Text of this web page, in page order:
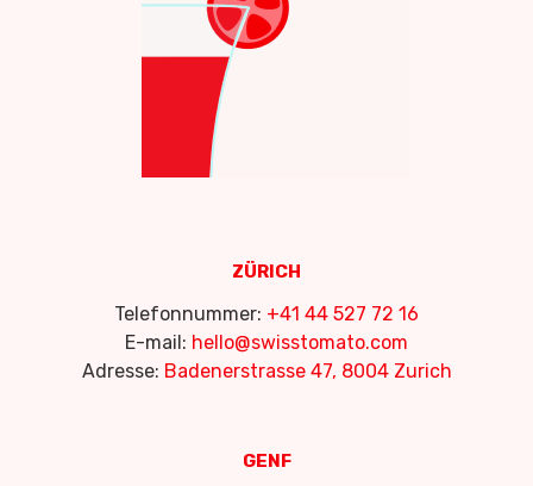
ZÜRICH
Telefonnummer: +41 44 527 72 16
E-mail: hello@swisstomato.com
Adresse: Badenerstrasse 47, 8004 Zurich
GENF